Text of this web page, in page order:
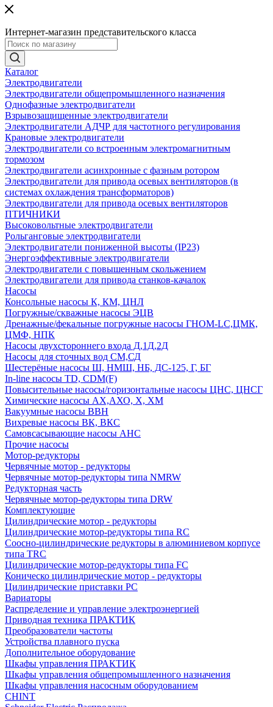
Интернет-магазин представительского класса
Каталог
Электродвигатели
Электродвигатели общепромышленного назначения
Однофазные электродвигатели
Взрывозащищенные электродвигатели
Электродвигатели АДЧР для частотного регулирования
Крановые электродвигатели
Электродвигатели со встроенным электромагнитным
тормозом
Электродвигатели асинхронные с фазным ротором
Электродвигатели для привода осевых вентиляторов (в
системах охлаждения трансформаторов)
Электродвигатели для привода осевых вентиляторов
ПТИЧНИКИ
Высоковольтные электродвигатели
Рольганговые электродвигатели
Электродвигатели пониженной высоты (IP23)
Энергоэффективные электродвигатели
Электродвигатели с повышенным скольжением
Электродвигатели для привода станков-качалок
Насосы
Консольные насосы К, КМ, ЦНЛ
Погружные/скважные насосы ЭЦВ
Дренажные/фекальные погружные насосы ГНОМ-LC,ЦМК,
ЦМФ, НПК
Насосы двухстороннего входа Д,1Д,2Д
Насосы для сточных вод СМ,СД
Шестерёные насосы Ш, НМШ, НБ, ДС-125, Г, БГ
In-line насосы TD, CDM(F)
Повысительные насосы/горизонтальные насосы ЦНС, ЦНСГ
Химические насосы АХ,АХО, Х, ХМ
Вакуумные насосы ВВН
Вихревые насосы ВК, ВКС
Самовсасывающие насосы АНС
Прочие насосы
Мотор-редукторы
Червячные мотор - редукторы
Червячные мотор-редукторы типа NMRW
Редукторная часть
Червячные мотор-редукторы типа DRW
Комплектующие
Цилиндрические мотор - редукторы
Цилиндрические мотор-редукторы типа RC
Соосно-цилиндрические редукторы в алюминиевом корпусе
типа TRC
Цилиндрические мотор-редукторы типа FC
Коническо цилиндрические мотор - редукторы
Цилиндрические приставки PC
Вариаторы
Распределение и управление электроэнергией
Приводная техника ПРАКТИК
Преобразователи частоты
Устройства плавного пуска
Дополнительное оборудование
Шкафы управления ПРАКТИК
Шкафы управления общепромышленного назначения
Шкафы управления насосным оборудованием
CHINT